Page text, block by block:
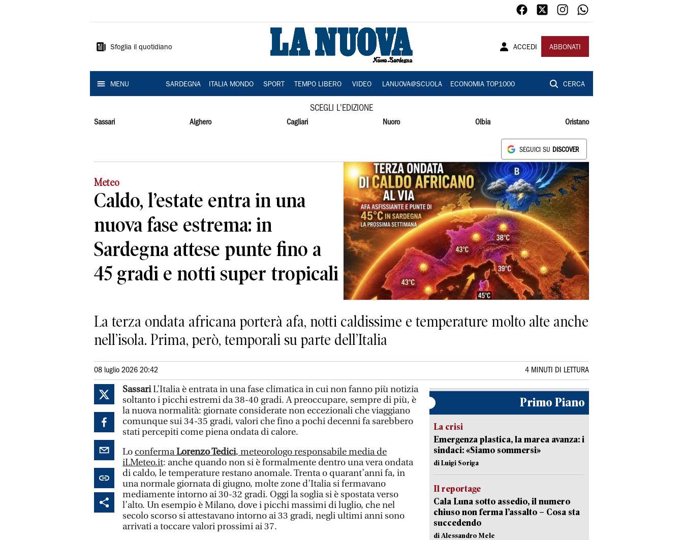
Sardegna
Sfoglia il quotidiano ACCEDI ABBONATI
MENU SARDEGNA ITALIA MONDO SPORT TEMPO LIBERO VIDEO LANUOVA@SCUOLA ECONOMIA TOP1000 CERCA
SCEGLI L'EDIZIONE
Sassari Alghero Cagliari Nuoro Olbia Oristano
SEGUICI SU DISCOVER
Meteo
Caldo, l’estate entra in una
nuova fase estrema: in
Sardegna attese punte fino a
45 gradi e notti super tropicali
La terza ondata africana porterà afa, notti caldissime e temperature molto alte anche
nell’isola. Prima, però, temporali su parte dell’Italia
08 luglio 2026 20:42 4 MINUTI DI LETTURA
SassariL’Italia è entrata in una fase climatica in cui non fanno più notizia
soltanto i picchi estremi da 38-40 gradi. A preoccupare, sempre di più, è
la nuova normalità: giornate considerate non eccezionali che viaggiano
comunque sui 34-35 gradi, valori che fino a pochi decenni fa sarebbero
stati percepiti come piena ondata di calore.
Lo confermaLorenzo Tedici, meteorologo responsabile media de
iLMeteo.it: anche quando non si è formalmente dentro una vera ondata
di caldo, le temperature restano anomale. Trenta o quarant’anni fa, in
una normale giornata di giugno, molte zone d’Italia si fermavano
mediamente intorno ai 30-32 gradi. Oggi la soglia si è spostata verso
l’alto. Un esempio è Milano, dove i picchi massimi di luglio, che nel
secolo scorso si attestavano intorno ai 33 gradi, negli ultimi anni sono
arrivati a toccare valori prossimi ai 37.
Primo Piano
La crisi
Emergenza plastica, la marea avanza: i
sindaci: «Siamo sommersi»
di Luigi Soriga
Il reportage
Cala Luna sotto assedio, il numero
chiuso non ferma l’assalto – Cosa sta
succedendo
di Alessandro Mele